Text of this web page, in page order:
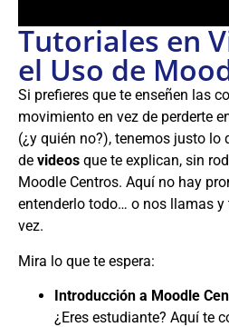
Tutoriales en
el Uso de
Si prefieres que te enseñen las
movimiento en vez de perderte
(¿y quién no?), tenemos justo lo
de videos que te explican, sin
Moodle Centros. Aquí no hay
entenderlo todo… o nos llamas
vez.
Mira lo que te espera:
Introducción a Moodle
¿Eres estudiante? Aquí te